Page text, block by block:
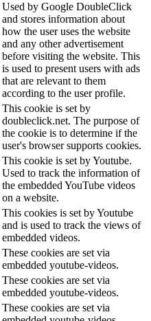
Used by Google DoubleClick
and stores information about
how the user uses the website
and any other advertisement
before visiting the website. This
is used to present users with ads
that are relevant to them
according to the user profile.
This cookie is set by
doubleclick.net. The purpose of
the cookie is to determine if the
user's browser supports cookies.
This cookie is set by Youtube.
Used to track the information of
the embedded YouTube videos
on a website.
This cookies is set by Youtube
and is used to track the views of
embedded videos.
These cookies are set via
embedded youtube-videos.
These cookies are set via
embedded youtube-videos.
These cookies are set via